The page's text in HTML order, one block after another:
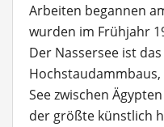
Arbeiten begannen
wurden im Frühjahr
Der Nassersee ist
See zwischen
der größte künstlich